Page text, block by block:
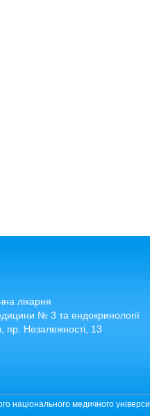
лікарня
№ 3 та ендокринології
пр. Незалежності, 13
національного медичного